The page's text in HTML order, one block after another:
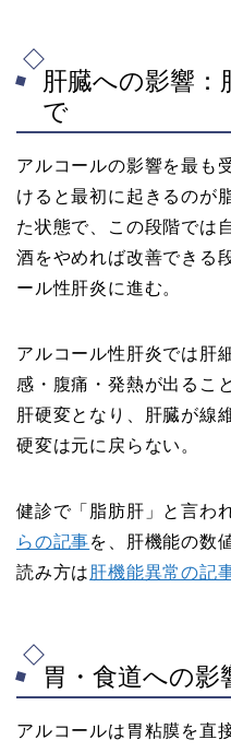
肝臓への影響：
で
アルコールの影響を最も
けると最初に起きるのが
た状態で、この段階では
酒をやめれば改善できる
ール性肝炎に進む。
アルコール性肝炎では肝
感・腹痛・発熱が出るこ
肝硬変となり、肝臓が線
硬変は元に戻らない。
健診で「脂肪肝」と言わ
らの記事を、肝機能の数
読み方は 肝機能異常の記
胃・食道への影
アルコールは胃粘膜を直